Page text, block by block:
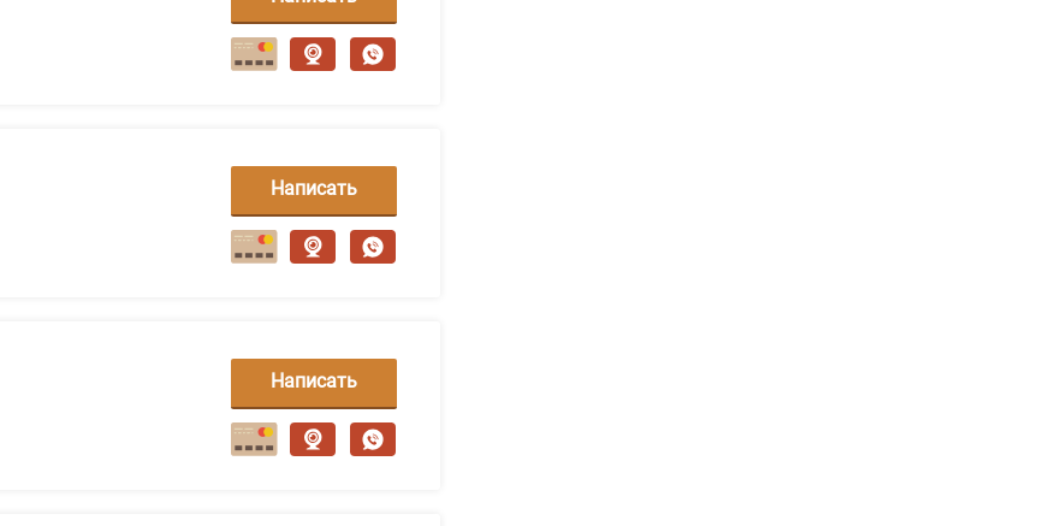
сообщение
Написать
сообщение
Написать
сообщение